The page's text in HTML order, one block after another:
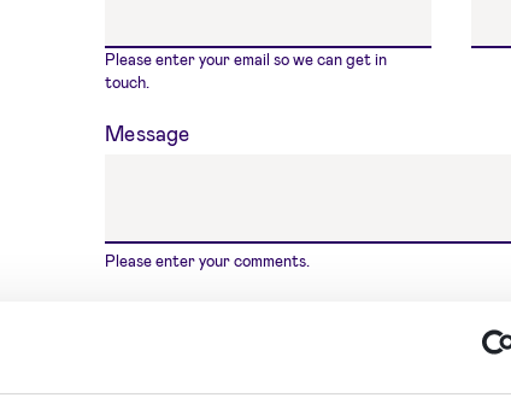
Please enter your email so we can get in
touch.
Message
Please enter your comments.